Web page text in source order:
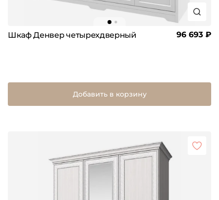
Шкаф Денвер четырехдверный 96 693 ₽
Добавить в корзину